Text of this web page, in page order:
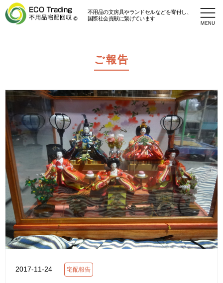
不用品の文房具やランドセルなどを寄付し、
国際社会貢献に繋げています
ご報告
2017-11-24 宅配報告